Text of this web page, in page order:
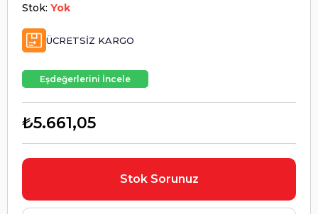
Stok: Yok
ÜCRETSIZ KARGO
Eşdeğerlerini İncele
₺5.661,05
Stok Sorunuz